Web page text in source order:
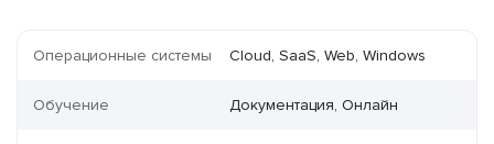
Операционные системы Cloud, SaaS, Web, Windows
Обучение Документация, Онлайн